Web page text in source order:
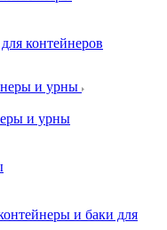
контейнеров
и урны
и урны
и баки для